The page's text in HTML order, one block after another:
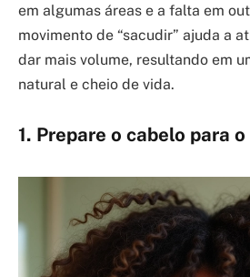
em algumas áreas e a falta em
movimento de “sacudir” ajuda a
dar mais volume, resultando em
natural e cheio de vida.
1. Prepare o cabelo para